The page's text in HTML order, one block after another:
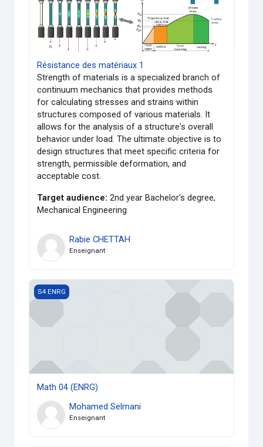
Résistance des matériaux 1
Strength of materials is a specialized branch of
continuum mechanics that provides methods
for calculating stresses and strains within
structures composed of various materials. It
allows for the analysis of a structure's overall
behavior under load. The ultimate objective is to
design structures that meet specific criteria for
strength, permissible deformation, and
acceptable cost.
Target audience: 2nd year Bachelor's degree,
Mechanical Engineering
Rabie CHETTAH
Enseignant
Math 04 (ENRG)
S4 ENRG
Math 04 (ENRG)
Mohamed Selmani
Enseignant